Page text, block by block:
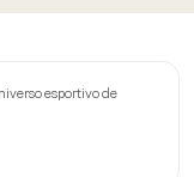
esportivo de